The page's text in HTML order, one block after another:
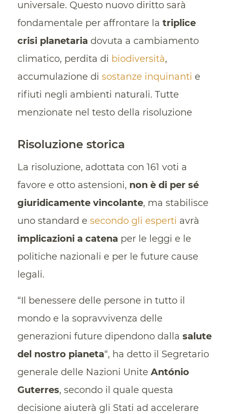
universale. Questo nuovo diritto sarà
fondamentale per affrontare la triplice
crisi planetaria dovuta a cambiamento
climatico, perdita di biodiversità,
accumulazione di sostanze inquinanti e
rifiuti negli ambienti naturali. Tutte
menzionate nel testo della risoluzione
Risoluzione storica
La risoluzione, adottata con 161 voti a
favore e otto astensioni, non è di per sé
giuridicamente vincolante, ma stabilisce
uno standard e secondo gli esperti avrà
implicazioni a catena per le leggi e le
politiche nazionali e per le future cause
legali.
“Il benessere delle persone in tutto il
mondo e la sopravvivenza delle
generazioni future dipendono dalla salute
del nostro pianeta“, ha detto il Segretario
generale delle Nazioni Unite António
Guterres, secondo il quale questa
decisione aiuterà gli Stati ad accelerare